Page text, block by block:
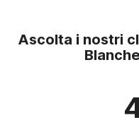
Ascolta i nostri